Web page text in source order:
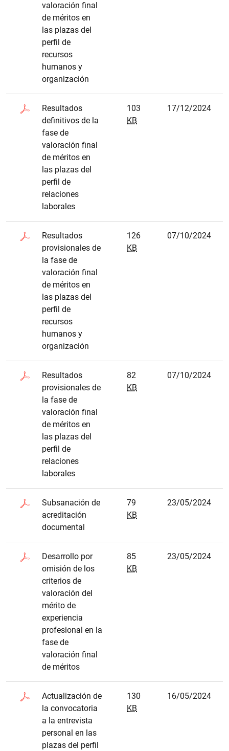
valoración final
de méritos en
las plazas del
perfil de
recursos
humanos y
organización
Resultados
definitivos de la
fase de
valoración final
de méritos en
las plazas del
perfil de
relaciones
laborales
103
KB
17/12/2024
Resultados
provisionales de
la fase de
valoración final
de méritos en
las plazas del
perfil de
recursos
humanos y
organización
126
KB
07/10/2024
Resultados
provisionales de
la fase de
valoración final
de méritos en
las plazas del
perfil de
relaciones
laborales
82
KB
07/10/2024
Subsanación de
acreditación
documental
79
KB
23/05/2024
Desarrollo por
omisión de los
criterios de
valoración del
mérito de
experiencia
profesional en la
fase de
valoración final
de méritos
85
KB
23/05/2024
Actualización de
la convocatoria
a la entrevista
personal en las
plazas del perfil
130
KB
16/05/2024